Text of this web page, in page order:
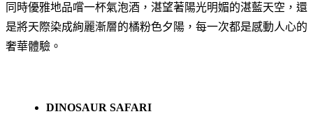
同時優雅地品嚐一杯氣泡酒，湛望著陽光明媚的湛藍天空，還
是將天際染成絢麗漸層的橘粉色夕陽，每一次都是感動人心的
奢華體驗。
DINOSAUR SAFARI